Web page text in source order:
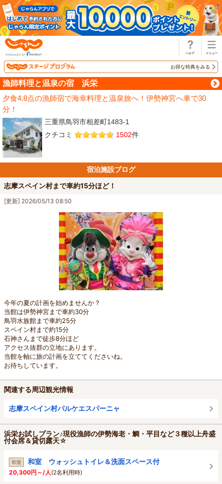
お得な特典をみる
漁師料理と温泉の宿 浜栄
夕食4.8点の漁師宿で海幸料理と温泉旅へ！伊勢神宮へ車で30
分！
三重県鳥羽市相差町1483-1
クチコミ
1502件
宿泊施設ブログ
志摩スペイン村まで車約15分ほど！
[更新] 2026/05/13 08:50
今年の夏の計画を始めませんか？
当館は伊勢神宮まで車約30分
鳥羽水族館まで車約25分
スペイン村まで約15分
石神さんまで徒歩8分ほど
アクセス抜群の立地にあります。
当館を軸に旅の計画を立ててくださいね。
お待ちしています。
関連する周辺観光情報
志摩スペイン村パルケエスパーニャ
浜栄お試しプラン♪現役漁師の伊勢海老・鯛・平目など３種以上舟盛
付会席＆貸切露天☆
和室 和室 ウォッシュトイレ＆洗面スペース付
20,300円～/人(2名利用時)